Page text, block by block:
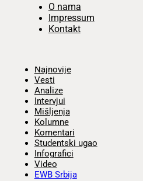
O nama
Impressum
Kontakt
Najnovije
Vesti
Analize
Intervjui
Mišljenja
Kolumne
Komentari
Studentski ugao
Infografici
Video
EWB Srbija